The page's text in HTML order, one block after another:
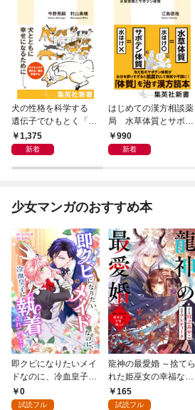
犬の性格を科学する
遺伝子でひもとく「最
良の友」の進化
1,375
新着
はじめての漢方相談薬
局 水草体質とサボテ
ン体質
990
新着
少女マンガのおすすめ本
即クビになりたいメイ
ドなのに、冷血皇子に
執着されています第1
話
0
試読フル
龍神の最愛婚 ～捨てら
れた姫巫女の幸福な嫁
入り～: 1
165
試読フル